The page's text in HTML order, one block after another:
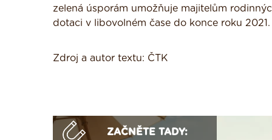
zelená úsporám umožňuje majitelům
dotaci v libovolném čase do konce roku 2021.
Zdroj a autor textu: ČTK
ZAČNĚTE TADY: